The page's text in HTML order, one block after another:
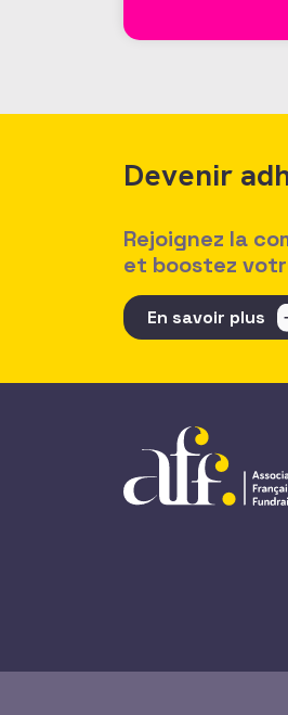
Devenir
Rejoignez la
et boostez
En savoir plus